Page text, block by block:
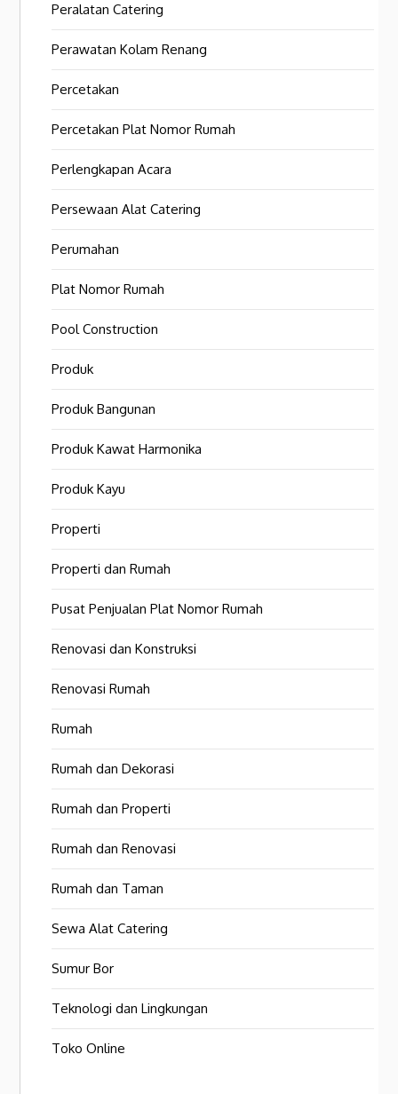
Peralatan Catering
Perawatan Kolam Renang
Percetakan
Percetakan Plat Nomor Rumah
Perlengkapan Acara
Persewaan Alat Catering
Perumahan
Plat Nomor Rumah
Pool Construction
Produk
Produk Bangunan
Produk Kawat Harmonika
Produk Kayu
Properti
Properti dan Rumah
Pusat Penjualan Plat Nomor Rumah
Renovasi dan Konstruksi
Renovasi Rumah
Rumah
Rumah dan Dekorasi
Rumah dan Properti
Rumah dan Renovasi
Rumah dan Taman
Sewa Alat Catering
Sumur Bor
Teknologi dan Lingkungan
Toko Online